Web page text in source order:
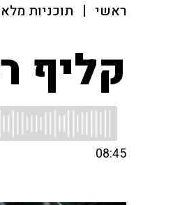
ראשי | תוכניות
קליף
08:45